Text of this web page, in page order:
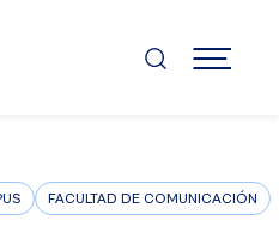
MENÚ
FACULTAD DE COMUNICACIÓN